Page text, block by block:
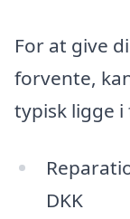
For at give
forvente,
typisk ligge
DKK